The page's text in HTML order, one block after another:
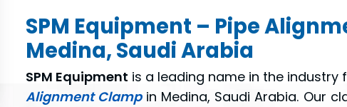
SPM Equipment – Pipe
Medina, Saudi Arabia
SPM Equipment is a leading name in the
Alignment Clampin Medina, Saudi Arabia. Our